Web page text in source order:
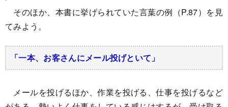
そのほか、本書に挙げられていた言葉の例（P.87）を見
てみよう。
「一本、お客さんにメール投げといて」
メールを投げるほか、作業を投げる、仕事を投げるなど